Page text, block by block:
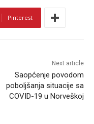
Pinterest
Next article
Saopćenje povodom
poboljšanja situacije sa
COVID-19 u Norveškoj